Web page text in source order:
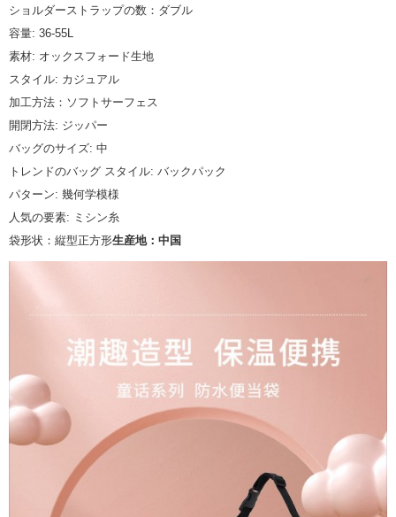
ショルダーストラップの数：ダブル
容量: 36-55L
素材: オックスフォード生地
スタイル: カジュアル
加工方法：ソフトサーフェス
開閉方法: ジッパー
バッグのサイズ: 中
トレンドのバッグ スタイル: バックパック
パターン: 幾何学模様
人気の要素: ミシン糸
袋形状：縦型正方形生産地：中国